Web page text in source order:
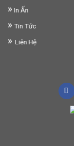
» In Ấn
» Tin Tức
» Liên Hệ